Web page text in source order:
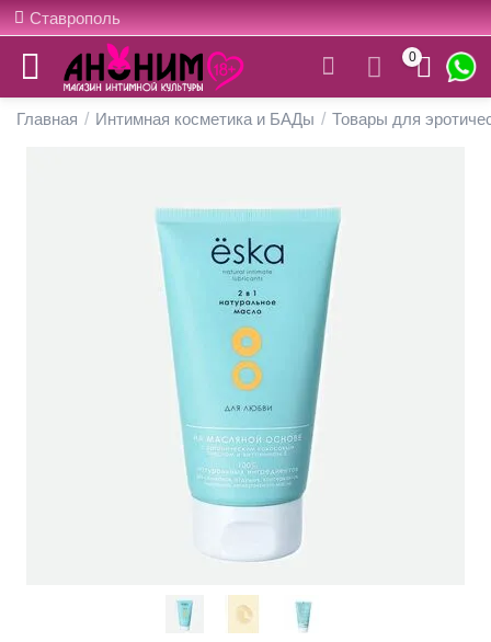
Ставрополь
0
Главная / Интимная косметика и БАДы / Товары для